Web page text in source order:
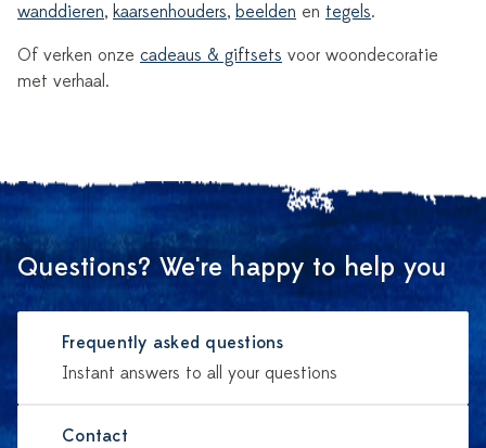
wanddieren, kaarsenhouders, beelden en tegels.
Of verken onze cadeaus & giftsets voor woondecoratie
met verhaal.
Questions? We're happy to help you
Frequently asked questions
Instant answers to all your questions
Contact